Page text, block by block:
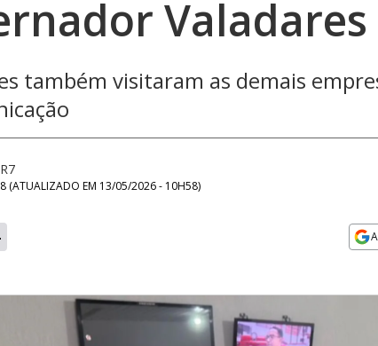
Valadares
também visitaram as demais
(ATUALIZADO EM 13/05/2026 - 10H58)